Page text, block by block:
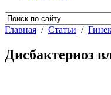
Главная / Статьи /
Дисбактериоз